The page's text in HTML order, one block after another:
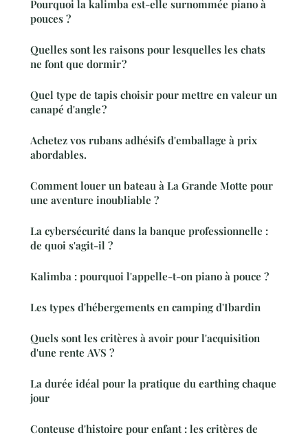
Pourquoi la kalimba est-elle surnommée piano à
pouces ?
Quelles sont les raisons pour lesquelles les chats
ne font que dormir ?
Quel type de tapis choisir pour mettre en valeur un
canapé d'angle ?
Achetez vos rubans adhésifs d'emballage à prix
abordables.
Comment louer un bateau à La Grande Motte pour
une aventure inoubliable ?
La cybersécurité dans la banque professionnelle :
de quoi s'agit-il ?
Kalimba : pourquoi l'appelle-t-on piano à pouce ?
Les types d'hébergements en camping d'Ibardin
Quels sont les critères à avoir pour l'acquisition
d'une rente AVS ?
La durée idéal pour la pratique du earthing chaque
jour
Conteuse d'histoire pour enfant : les critères de